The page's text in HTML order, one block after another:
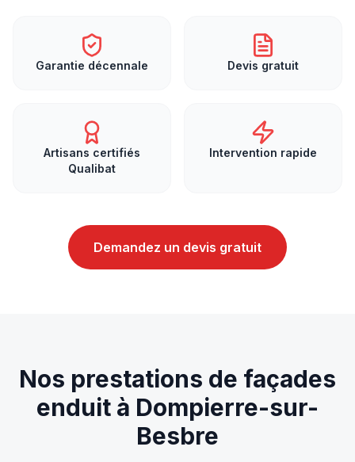
Garantie décennale Devis gratuit
Artisans certifiés
Qualibat
Intervention rapide
Demandez un devis gratuit
Nos prestations de façades
enduit à Dompierre-sur-
Besbre